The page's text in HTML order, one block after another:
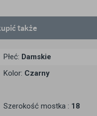
także
Płeć: Damskie
Kolor: Czarny
Szerokość mostka : 18